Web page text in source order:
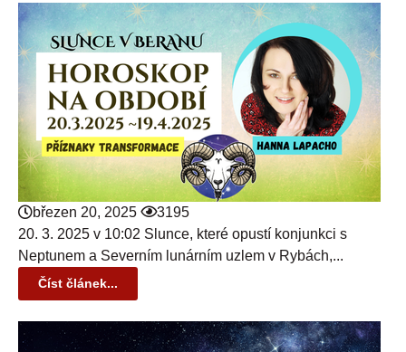
březen 20, 2025
3195
20. 3. 2025 v 10:02 Slunce, které opustí konjunkci s
Neptunem a Severním lunárním uzlem v Rybách,...
Číst článek...